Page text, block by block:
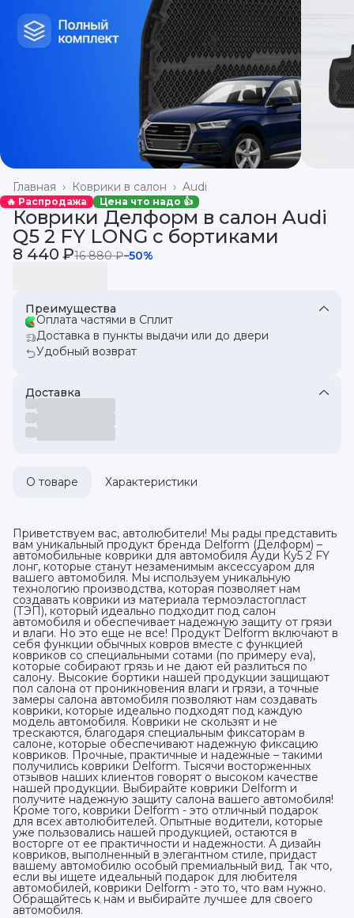
Audi
Коврики в салон ›
Главная ›
🔥 Распродажа Цена что надо 👍
Коврики Делформ в салон Audi
Q5 2 FY LONG с бортиками
8 440 ₽16 880 ₽−50%
Преимущества
Оплата частями в Сплит
Доставка в пункты выдачи или до двери
Удобный возврат
Доставка
О товаре Характеристики
Приветствуем вас, автолюбители! Мы рады представить
вам уникальный продукт бренда Delform (Делформ) –
автомобильные коврики для автомобиля Ауди Ку5 2 FY
лонг, которые станут незаменимым аксессуаром для
вашего автомобиля. Мы используем уникальную
технологию производства, которая позволяет нам
создавать коврики из материала термоэластопласт
(ТЭП), который идеально подходит под салон
автомобиля и обеспечивает надежную защиту от грязи
и влаги. Но это еще не все! Продукт Delform включают в
себя функции обычных ковров вместе с функцией
ковриков со специальными сотами (по примеру eva),
которые собирают грязь и не дают ей разлиться по
салону. Высокие бортики нашей продукции защищают
пол салона от проникновения влаги и грязи, а точные
замеры салона автомобиля позволяют нам создавать
коврики, которые идеально подходят под каждую
модель автомобиля. Коврики не скользят и не
трескаются, благодаря специальным фиксаторам в
салоне, которые обеспечивают надежную фиксацию
ковриков. Прочные, практичные и надежные – такими
получились коврики Delform. Тысячи восторженных
отзывов наших клиентов говорят о высоком качестве
нашей продукции. Выбирайте коврики Delform и
получите надежную защиту салона вашего автомобиля!
Кроме того, коврики Delform - это отличный подарок
для всех автолюбителей. Опытные водители, которые
уже пользовались нашей продукцией, остаются в
восторге от ее практичности и надежности. А дизайн
ковриков, выполненный в элегантном стиле, придаст
вашему автомобилю особый премиальный вид. Так что,
если вы ищете идеальный подарок для любителя
автомобилей, коврики Delform - это то, что вам нужно.
Обращайтесь к нам и выбирайте лучшее для своего
автомобиля.